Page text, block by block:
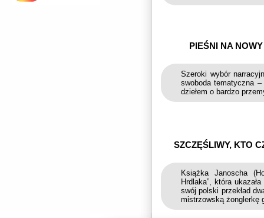
PIEŚNI NA
Szeroki wybór
swoboda tematyczna –
dziełem o bardzo
SZCZĘŚLIWY, KTO
Książka Janoscha
Hrdlaka”, która
swój polski przekład
mistrzowską żonglerkę